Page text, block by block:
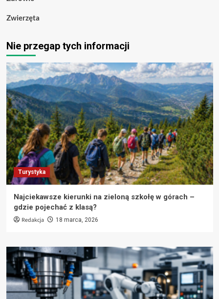
Zwierzęta
Nie przegap tych informacji
Turystyka
Najciekawsze kierunki na zieloną szkołę w górach –
gdzie pojechać z klasą?
Redakcja 18 marca, 2026